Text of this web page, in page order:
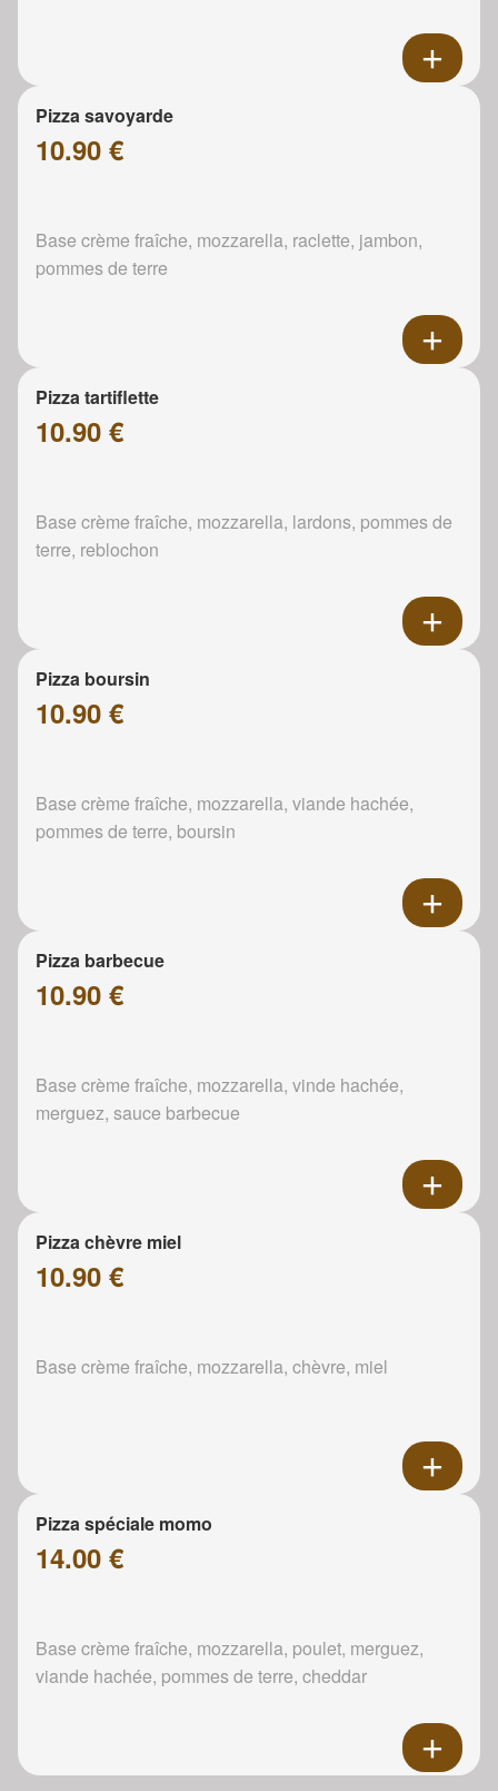
Pizza savoyarde
10.90 €
Base crème fraîche, mozzarella, raclette, jambon,
pommes de terre
Pizza tartiflette
10.90 €
Base crème fraîche, mozzarella, lardons, pommes de
terre, reblochon
Pizza boursin
10.90 €
Base crème fraîche, mozzarella, viande hachée,
pommes de terre, boursin
Pizza barbecue
10.90 €
Base crème fraîche, mozzarella, vinde hachée,
merguez, sauce barbecue
Pizza chèvre miel
10.90 €
Base crème fraîche, mozzarella, chèvre, miel
Pizza spéciale momo
14.00 €
Base crème fraîche, mozzarella, poulet, merguez,
viande hachée, pommes de terre, cheddar